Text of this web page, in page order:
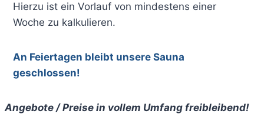
Hierzu ist ein Vorlauf von mindestens einer
Woche zu kalkulieren.
An Feiertagen bleibt unsere Sauna
geschlossen!
Angebote / Preise in vollem Umfang freibleibend!